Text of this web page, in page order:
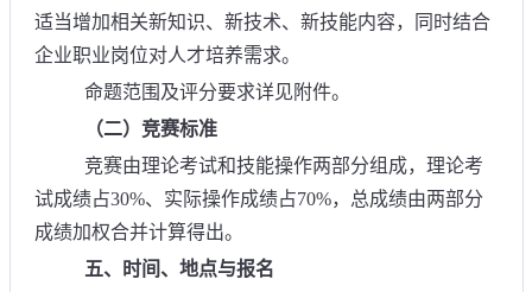
适当增加相关新知识、新技术、新技能内容，同时结合
企业职业岗位对人才培养需求。
命题范围及评分要求详见附件。
（二）竞赛标准
竞赛由理论考试和技能操作两部分组成，理论考
试成绩占30%、实际操作成绩占70%，总成绩由两部分
成绩加权合并计算得出。
五、时间、地点与报名